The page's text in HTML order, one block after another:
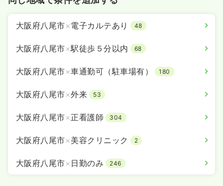
大阪府八尾市×電子カルテあり 48
大阪府八尾市×駅徒歩５分以内 68
大阪府八尾市×車通勤可（駐車場有） 180
大阪府八尾市×外来 53
大阪府八尾市×正看護師 304
大阪府八尾市×美容クリニック 2
大阪府八尾市× 日勤のみ 246